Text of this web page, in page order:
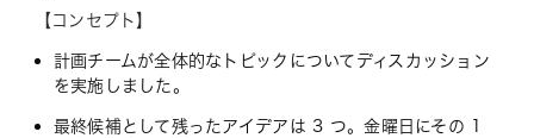
【コンセプト】
計画チームが全体的なトピックについてディスカッション
を実施しました。
最終候補として残ったアイデアは 3 つ。金曜日にその 1